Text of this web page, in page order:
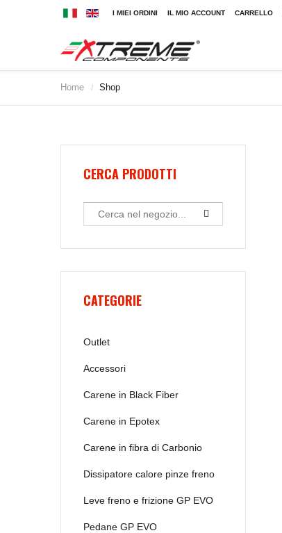
I MIEI ORDINI IL MIO ACCOUNT CARRELLO
2010
Home / Shop
CERCA PRODOTTI
CATEGORIE
Outlet
Accessori
Carene in Black Fiber
Carene in Epotex
Carene in fibra di Carbonio
Dissipatore calore pinze freno
Leve freno e frizione GP EVO
Pedane GP EVO